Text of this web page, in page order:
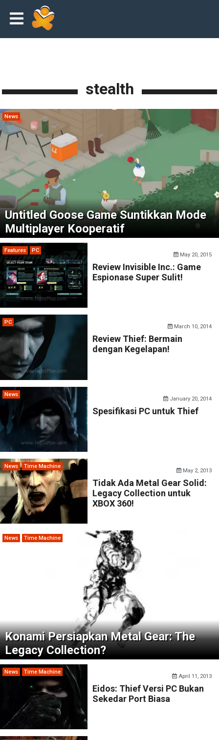
stealth
News
Untitled Goose Game Suntikkan Mode
Multiplayer Kooperatif
Features PC
May 20, 2015
Review Invisible Inc.: Game
Espionase Super Sulit!
PC
March 10, 2014
Review Thief: Bermain
dengan Kegelapan!
News
January 20, 2014
Spesifikasi PC untuk Thief
News Time Machine
May 2, 2013
Tidak Ada Metal Gear Solid:
Legacy Collection untuk
XBOX 360!
News Time Machine
Konami Persiapkan Metal Gear: The
Legacy Collection?
News Time Machine
April 11, 2013
Eidos: Thief Versi PC Bukan
Sekedar Port Biasa